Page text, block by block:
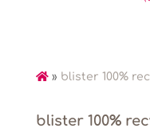
» blister 100%
blister 100%